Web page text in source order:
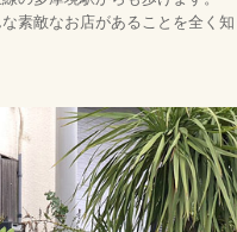
素敵なお店があることを全く